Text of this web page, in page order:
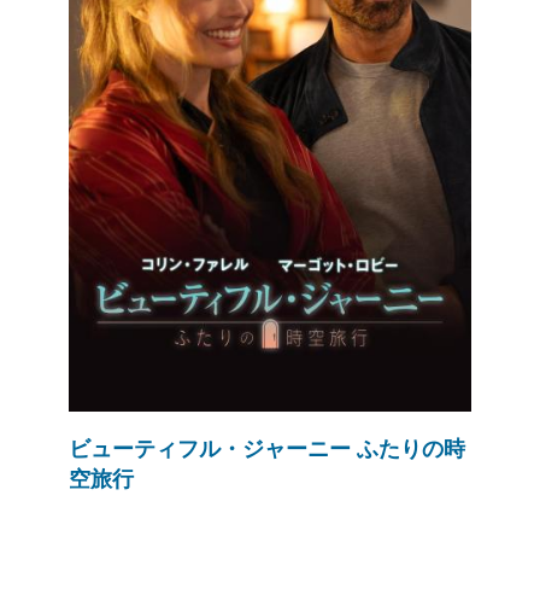
ビューティフル・ジャーニー ふたりの時
空旅行